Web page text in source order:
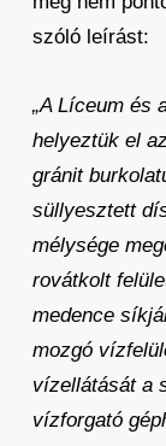
szóló leírást:
„A Líceum és
helyeztük el
gránit
süllyesztett
mélysége
rovátkolt
medence
mozgó
vízellátását a
vízforgató